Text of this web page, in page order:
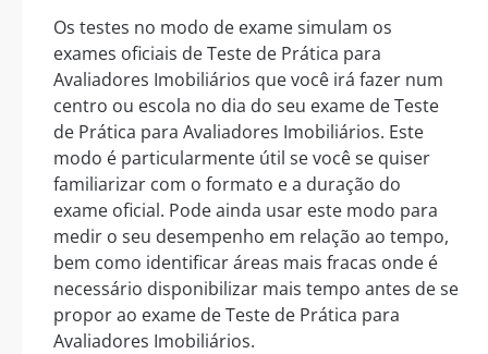
Os testes no modo de exame simulam os
exames oficiais de Teste de Prática para
Avaliadores Imobiliários que você irá fazer num
centro ou escola no dia do seu exame de Teste
de Prática para Avaliadores Imobiliários. Este
modo é particularmente útil se você se quiser
familiarizar com o formato e a duração do
exame oficial. Pode ainda usar este modo para
medir o seu desempenho em relação ao tempo,
bem como identificar áreas mais fracas onde é
necessário disponibilizar mais tempo antes de se
propor ao exame de Teste de Prática para
Avaliadores Imobiliários.